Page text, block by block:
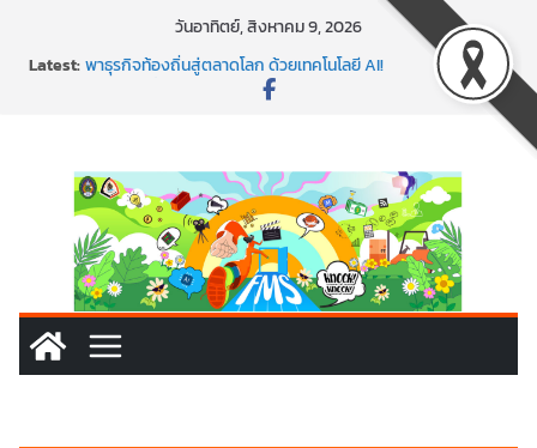
วันอาทิตย์, สิงหาคม 9, 2026
Latest:พร้อมลุยแล้ว! ปักหมุดโรดแมป AI อัปสกิลธุรกิจให้พุ่งทะยาน
พาธุรกิจท้องถิ่นสู่ตลาดโลก ด้วยเทคโนโลยี AI!
นอกจากเทคโนโลยีจะล้ำ หัวใจคนทำธุรกิจก็ต้องสตรอง!